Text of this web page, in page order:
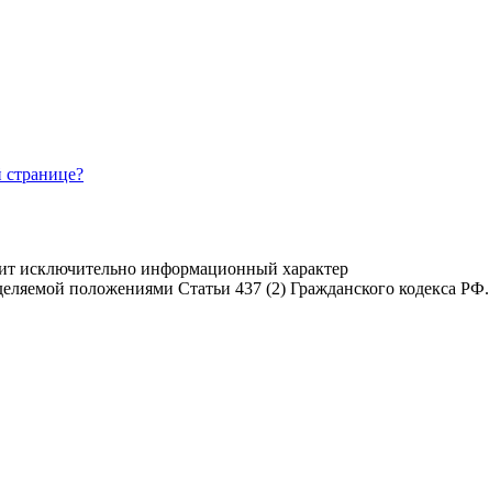
исключительно информационный характер
положениями Статьи 437 (2) Гражданского кодекса РФ.